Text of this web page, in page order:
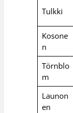
Tulkki
Kosone
n
Törnblo
m
Launon
en